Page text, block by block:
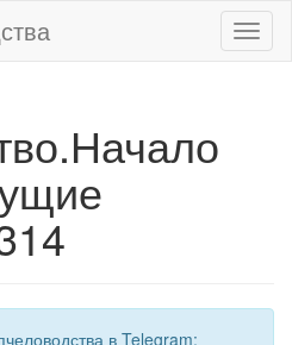
в Telegram: